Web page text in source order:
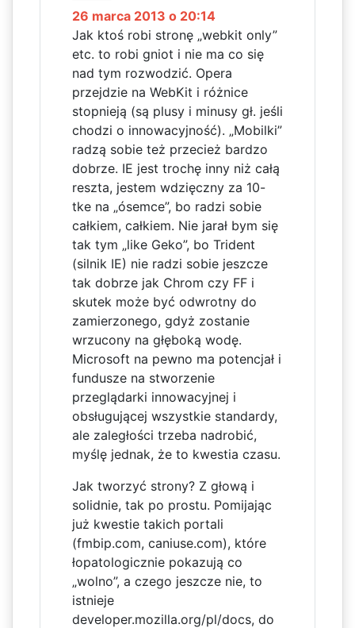
26 marca 2013 o 20:14
Jak ktoś robi stronę „webkit only”
etc. to robi gniot i nie ma co się
nad tym rozwodzić. Opera
przejdzie na WebKit i różnice
stopnieją (są plusy i minusy gł. jeśli
chodzi o innowacyjność). „Mobilki”
radzą sobie też przecież bardzo
dobrze. IE jest trochę inny niż całą
reszta, jestem wdzięczny za 10-
tke na „ósemce”, bo radzi sobie
całkiem, całkiem. Nie jarał bym się
tak tym „like Geko”, bo Trident
(silnik IE) nie radzi sobie jeszcze
tak dobrze jak Chrom czy FF i
skutek może być odwrotny do
zamierzonego, gdyż zostanie
wrzucony na głęboką wodę.
Microsoft na pewno ma potencjał i
fundusze na stworzenie
przeglądarki innowacyjnej i
obsługującej wszystkie standardy,
ale zaległości trzeba nadrobić,
myślę jednak, że to kwestia czasu.
Jak tworzyć strony? Z głową i
solidnie, tak po prostu. Pomijając
już kwestie takich portali
(fmbip.com, caniuse.com), które
łopatologicznie pokazują co
„wolno”, a czego jeszcze nie, to
istnieje
developer.mozilla.org/pl/docs, do